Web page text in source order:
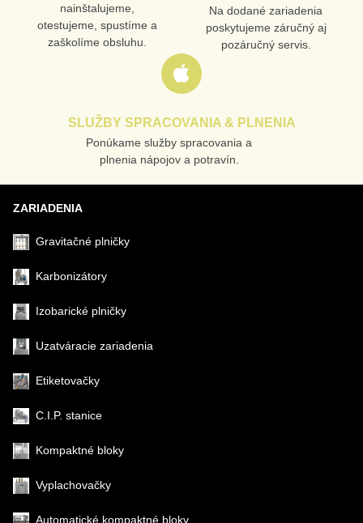
VAŠA OTÁZKA K PRODUKTU
nainštalujeme,
otestujeme, spustíme a
zaškolíme obsluhu.
Na dodané zariadenia
poskytujeme záručný aj
pozáručný servis.
SLUŽBY SPRACOVANIA & PLNENIA
Ponúkame služby spracovania a
plnenia nápojov a potravín.
ZARIADENIA
Gravitačné plničky
Karbonizátory
Izobarické plničky
Uzatváracie zariadenia
Etiketovačky
C.I.P. stanice
Kompaktné bloky
Vyplachovačky
Automatické kompaktné bloky